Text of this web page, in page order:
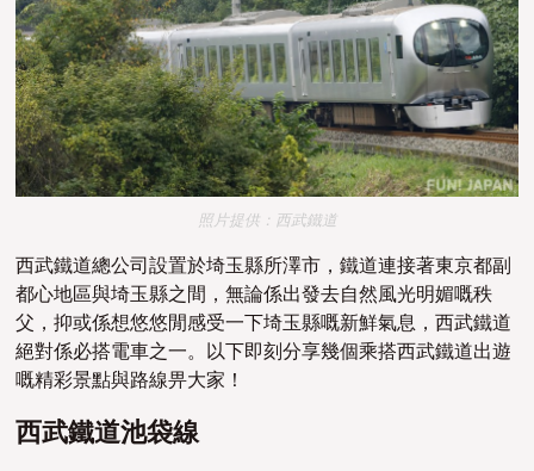
照片提供：西武鐵道
西武鐵道總公司設置於埼玉縣所澤市，鐵道連接著東京都副
都心地區與埼玉縣之間，無論係出發去自然風光明媚嘅秩
父，抑或係想悠悠閒感受一下埼玉縣嘅新鮮氣息，西武鐵道
絕對係必搭電車之一。以下即刻分享幾個乘搭西武鐵道出遊
嘅精彩景點與路線畀大家！
西武鐵道池袋線